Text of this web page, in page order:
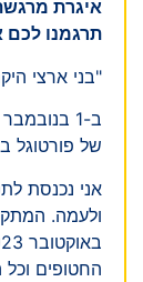
איגרת
תרגמנו לכם
"בני ארצי
ב-1
של פורטוגל
אני נכנסת
החטופים